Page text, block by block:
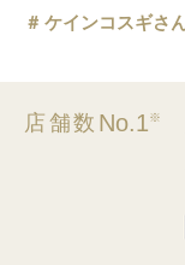
ケインコスギさ
店舗数 No.1※